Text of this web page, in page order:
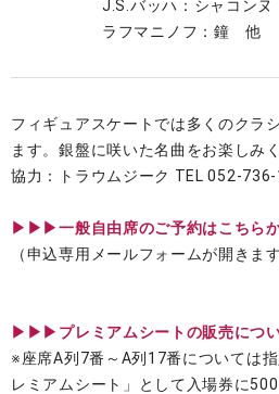
J.S.バッハ：シャコンヌ
ラフマニノフ：鐘 他
フィギュアスケートでは多くのクラ
ます。銀盤に咲いた名曲をお楽しみ
協力：トラウムジーク TEL 052-
▶︎▶︎▶︎一般自由席のご予約はこち
（申込専用メールフォームが開きます
▶︎▶︎▶︎プレミアムシートの販売に
※座席A列7番～A列17番については
レミアムシート」として入場券に